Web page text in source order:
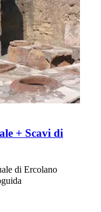
+ Scavi di
di Ercolano